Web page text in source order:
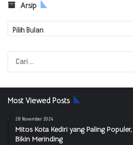
Arsip
Most Viewed Posts
28 November 2024
Mitos Kota Kediri yang Paling
Bikin Merinding